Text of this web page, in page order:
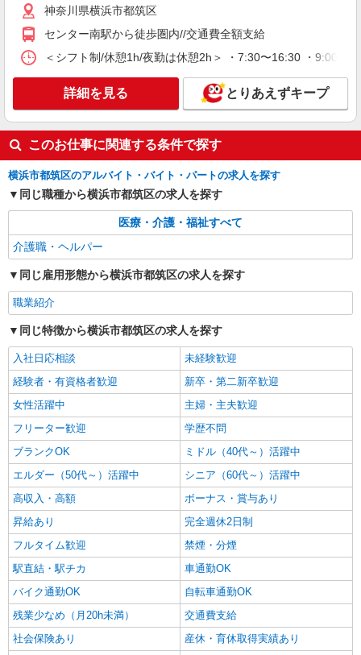
神奈川県横浜市都筑区 【最寄駅】仲町台駅 ★
勤務地は3000ヶ所以上★ 自宅から通いやすいエリ
アなど、お好きな勤務地をお選び下さい！！
キープ 詳細を見る
介護老人保健施設での夜専介護士
1夜勤：25500円〜28050円 ※資格や経験など
による
神奈川県横浜市都筑区
詳細を見る
職業紹介
株式会社kotrio /●YK-S-2097991
介護職の正社員で夜勤一切ナシ！デイサービス
【正社員】月給240,000〜400,000円 ・基本
給：200,000円〜220,000円 ・資格手当：10,000〜
30,000円 ・役職手当：10,000〜70,000円 ・処遇改
善手当：20,000〜60,000円（勤続年数、保有資格
により変動） ・固定残業手当：20,000円（10時
間） ※固定残業時間を超過する場合には超過勤務
手当として別途支給 ・夜勤手当：10,000円/1回
（上記給与とは別に支給） 下記資格をお持ちの方
歓迎 ・認知症介護基礎研修 ・初任者研修 ・実務
者研修 ・介護福祉士 など
神奈川県横浜市都筑区
詳細を見る
株式会社kotrio /●YK-S-2083488
無理ないシフトで資格ゲット！住宅型有料老人
ホームのパート職員
時給1550円〜2312円 ＜交通費全支給(ガソリ
キープ 詳細を見る
神奈川県横浜市都筑区
センター南駅から徒歩圏内//交通費全額支給
＜シフト制/休憩1h/夜勤は休憩2h＞ ・7:30〜16:30 ・9:00
詳細を見る とりあえずキープ
このお仕事に関連する条件で探す
横浜市都筑区のアルバイト・バイト・パートの求人を探す
同じ職種から横浜市都筑区の求人を探す
医療・介護・福祉すべて
介護職・ヘルパー
同じ雇用形態から横浜市都筑区の求人を探す
職業紹介
同じ特徴から横浜市都筑区の求人を探す
入社日応相談
未経験歓迎
経験者・有資格者歓迎
新卒・第二新卒歓迎
女性活躍中
主婦・主夫歓迎
フリーター歓迎
学歴不問
ブランクOK
ミドル（40代～）活躍中
エルダー（50代～）活躍中
シニア（60代～）活躍中
高収入・高額
ボーナス・賞与あり
昇給あり
完全週休2日制
フルタイム歓迎
禁煙・分煙
駅直結・駅チカ
車通勤OK
バイク通勤OK
自転車通勤OK
残業少なめ（月20h未満）
交通費支給
社会保険あり
産休・育休取得実績あり